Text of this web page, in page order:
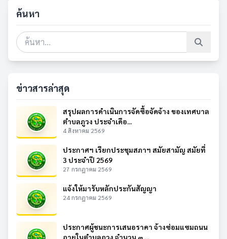
ค้นหา
ข่าวสารล่าสุด
สรุปผลการดำเนินการจัดซื้อจัดจ้าง ของเทศบาล
ตำบลภูวง ประจำเดือ...
4 สิงหาคม 2569
ประกาศฯ เรียกประชุมสภาฯ สมัยสามัญ สมัยที่
3 ประจำปี 2569
27 กรกฎาคม 2569
แจ้งให้มารับหลักประกันสัญญา
24 กรกฎาคม 2569
ประกาศผู้ชนะการเสนอราคา จ้างซ่อมแซมถนน
ภายในตำบลภูวง จำนวน ๓ ...